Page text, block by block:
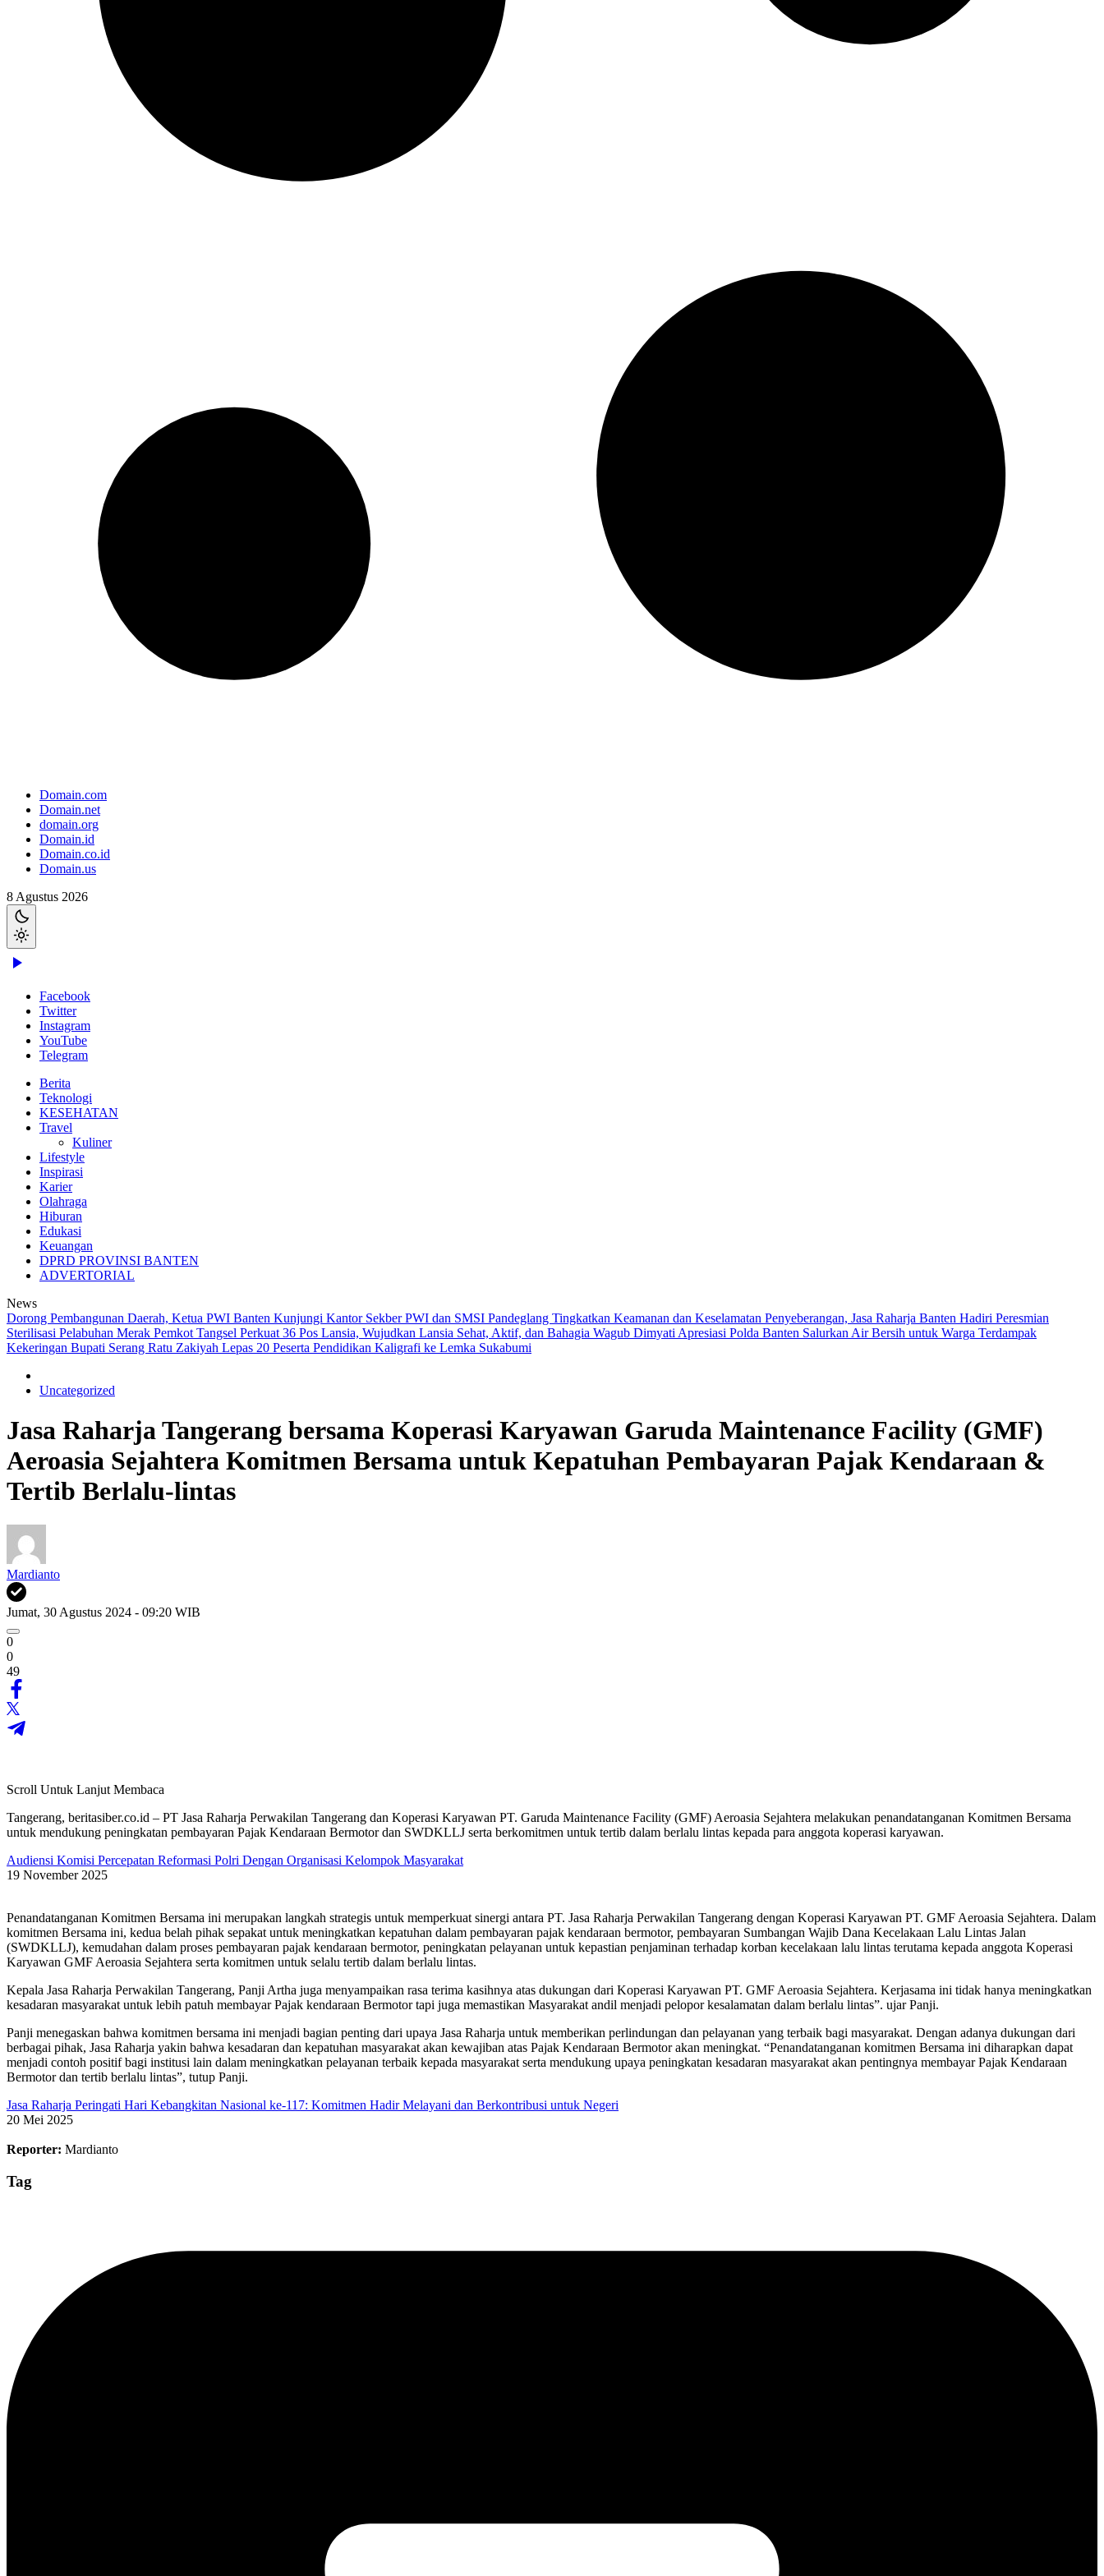
Domain.com
Domain.net
domain.org
Domain.id
Domain.co.id
Domain.us
8 Agustus 2026
Facebook
Twitter
Instagram
YouTube
Telegram
Berita
Teknologi
KESEHATAN
Travel
Kuliner
Lifestyle
Inspirasi
Karier
Olahraga
Hiburan
Edukasi
Keuangan
DPRD PROVINSI BANTEN
ADVERTORIAL
News
Dorong Pembangunan Daerah, Ketua PWI Banten Kunjungi Kantor Sekber PWI dan SMSI Pandeglang Tingkatkan Keamanan dan Keselamatan Penyeberangan, Jasa Raharja Banten Hadiri Peresmian
Sterilisasi Pelabuhan Merak Pemkot Tangsel Perkuat 36 Pos Lansia, Wujudkan Lansia Sehat, Aktif, dan Bahagia Wagub Dimyati Apresiasi Polda Banten Salurkan Air Bersih untuk Warga Terdampak
Kekeringan Bupati Serang Ratu Zakiyah Lepas 20 Peserta Pendidikan Kaligrafi ke Lemka Sukabumi
Uncategorized
Jasa Raharja Tangerang bersama Koperasi Karyawan Garuda Maintenance Facility (GMF)
Aeroasia Sejahtera Komitmen Bersama untuk Kepatuhan Pembayaran Pajak Kendaraan &
Tertib Berlalu-lintas
Mardianto
Jumat, 30 Agustus 2024 - 09:20 WIB
0
0
49
Scroll Untuk Lanjut Membaca
Tangerang, beritasiber.co.id – PT Jasa Raharja Perwakilan Tangerang dan Koperasi Karyawan PT. Garuda Maintenance Facility (GMF) Aeroasia Sejahtera melakukan penandatanganan Komitmen Bersama
untuk mendukung peningkatan pembayaran Pajak Kendaraan Bermotor dan SWDKLLJ serta berkomitmen untuk tertib dalam berlalu lintas kepada para anggota koperasi karyawan.
Audiensi Komisi Percepatan Reformasi Polri Dengan Organisasi Kelompok Masyarakat
19 November 2025
Penandatanganan Komitmen Bersama ini merupakan langkah strategis untuk memperkuat sinergi antara PT. Jasa Raharja Perwakilan Tangerang dengan Koperasi Karyawan PT. GMF Aeroasia Sejahtera. Dalam
komitmen Bersama ini, kedua belah pihak sepakat untuk meningkatkan kepatuhan dalam pembayaran pajak kendaraan bermotor, pembayaran Sumbangan Wajib Dana Kecelakaan Lalu Lintas Jalan
(SWDKLLJ), kemudahan dalam proses pembayaran pajak kendaraan bermotor, peningkatan pelayanan untuk kepastian penjaminan terhadap korban kecelakaan lalu lintas terutama kepada anggota Koperasi
Karyawan GMF Aeroasia Sejahtera serta komitmen untuk selalu tertib dalam berlalu lintas.
Kepala Jasa Raharja Perwakilan Tangerang, Panji Artha juga menyampaikan rasa terima kasihnya atas dukungan dari Koperasi Karyawan PT. GMF Aeroasia Sejahtera. Kerjasama ini tidak hanya meningkatkan
kesadaran masyarakat untuk lebih patuh membayar Pajak kendaraan Bermotor tapi juga memastikan Masyarakat andil menjadi pelopor kesalamatan dalam berlalu lintas”. ujar Panji.
Panji menegaskan bahwa komitmen bersama ini menjadi bagian penting dari upaya Jasa Raharja untuk memberikan perlindungan dan pelayanan yang terbaik bagi masyarakat. Dengan adanya dukungan dari
berbagai pihak, Jasa Raharja yakin bahwa kesadaran dan kepatuhan masyarakat akan kewajiban atas Pajak Kendaraan Bermotor akan meningkat. “Penandatanganan komitmen Bersama ini diharapkan dapat
menjadi contoh positif bagi institusi lain dalam meningkatkan pelayanan terbaik kepada masyarakat serta mendukung upaya peningkatan kesadaran masyarakat akan pentingnya membayar Pajak Kendaraan
Bermotor dan tertib berlalu lintas”, tutup Panji.
Jasa Raharja Peringati Hari Kebangkitan Nasional ke-117: Komitmen Hadir Melayani dan Berkontribusi untuk Negeri
20 Mei 2025
Reporter: Mardianto
Tag